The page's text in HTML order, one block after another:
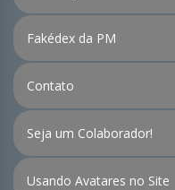
Fakédex da PM
Contato
Seja um Colaborador!
Usando Avatares no Site